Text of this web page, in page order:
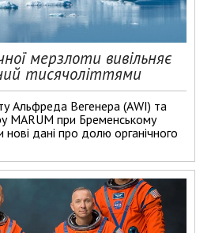
мерзлоти вивільняє
тисячоліттями
Альфреда Вегенера (AWI) та
MARUM при Бременському
нові дані про долю органічного